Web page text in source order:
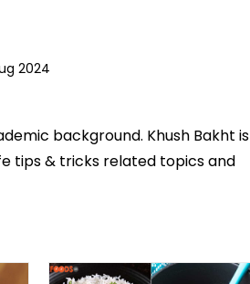
2024
background. Khush Bakht is
tips & tricks related topics and